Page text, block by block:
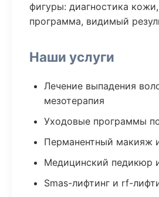
фигуры: диагностика
программа, видимый
Наши услуги
Лечение выпадения
мезотерапия
Уходовые программы
Перманентный макияж
Медицинский педикюр
Smas-лифтинг и rf-